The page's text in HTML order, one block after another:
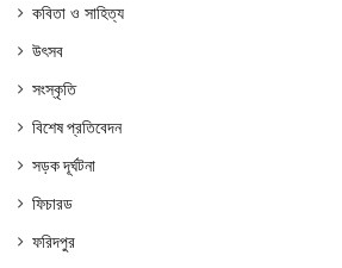
কবিতা ও সাহিত্য
উৎসব
সংস্কৃতি
বিশেষ প্রতিবেদন
সড়ক দূর্ঘটনা
ফিচারড
ফরিদপুর